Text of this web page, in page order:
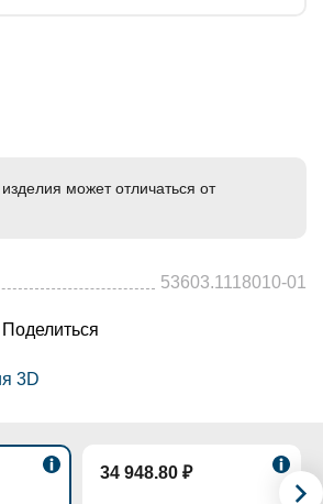
может отличаться от
53603.1118010-01
Поделиться
3D
34 948.80 ₽